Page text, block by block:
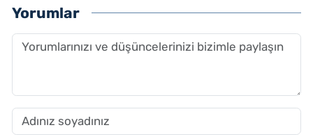
Yorumlar